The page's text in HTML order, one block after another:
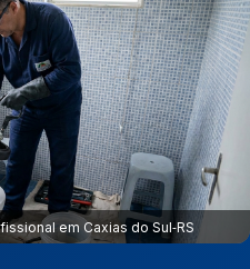
em Caxias do Sul‑RS